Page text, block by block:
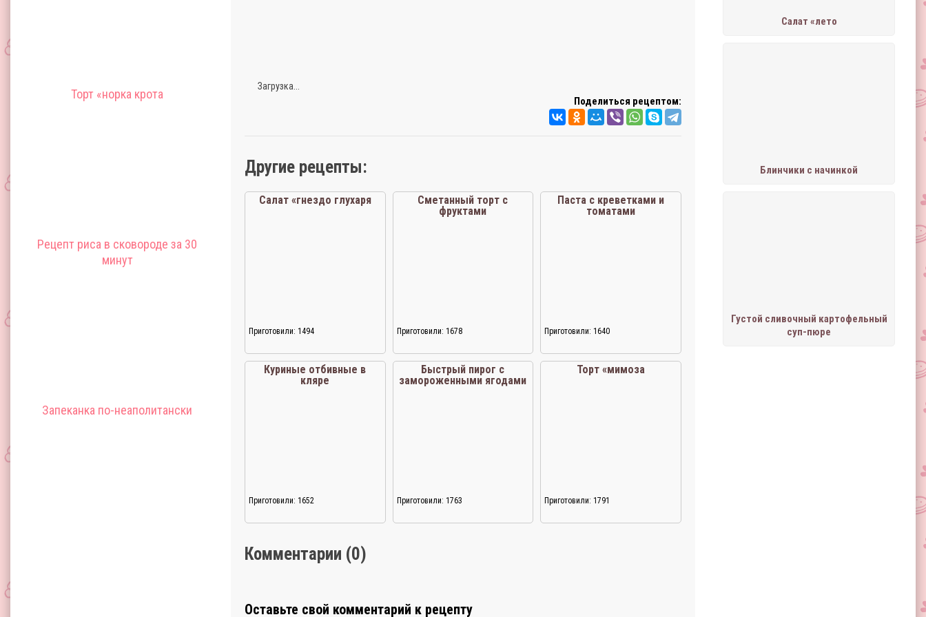
Торт «норка крота
Рецепт риса в сковороде за 30
минут
Запеканка по-неаполитански
Салат «лето
Блинчики с начинкой
Густой сливочный картофельный
суп-пюре
Загрузка...
Поделиться рецептом:
Другие рецепты:
Салат «гнездо глухаря
Приготовили: 1494
Сметанный торт с
фруктами
Приготовили: 1678
Паста с креветками и
томатами
Приготовили: 1640
Куриные отбивные в
кляре
Приготовили: 1652
Быстрый пирог с
замороженными ягодами
Приготовили: 1763
Торт «мимоза
Приготовили: 1791
Комментарии (0)
Оставьте свой комментарий к рецепту